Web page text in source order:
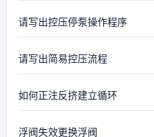
请写出控压停泵操作程序
请写出简易控压流程
如何正注反挤建立循环
浮阀失效更换浮阀